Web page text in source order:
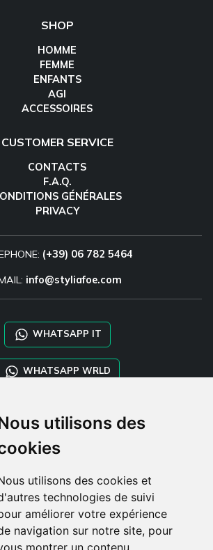
utilisons des
utilisons des cookies et
technologies de suivi
améliorer votre expérience
navigation sur notre site, pour
montrer un contenu
SHOP
HOMME
FEMME
ENFANTS
AGI
ACCESSOIRES
CUSTOMER SERVICE
CONTACTS
F.A.Q.
GÉNÉRALES
PRIVACY
(+39) 06 782 5464
info@styliafoe.com
WHATSAPP IT
WHATSAPP WRLD
STYLIA SERVICES
SHOP B2B
MADE ORDERS
CLIENT
ENREGISTRE-TOI
ACCÈS